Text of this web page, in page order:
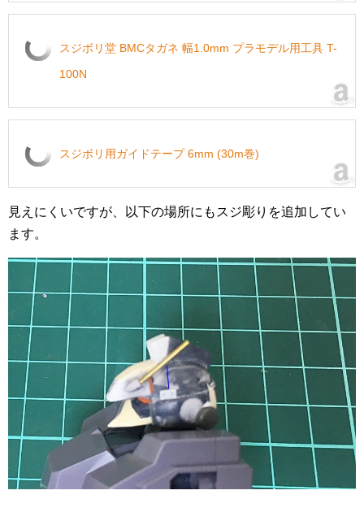
スジボリ堂 BMCタガネ 幅1.0mm プラモデル用工具 T-
100N
スジボリ用ガイドテープ 6mm (30m巻)
見えにくいですが、以下の場所にもスジ彫りを追加してい
ます。